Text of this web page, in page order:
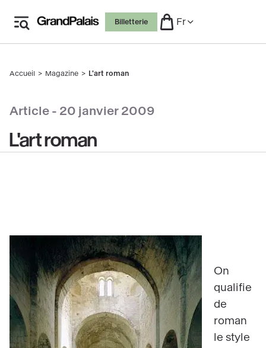
contenu
Billetterie Fr
Fil
Accueil Magazine L'art roman
Article - 20 janvier 2009
L'art roman
On
qualifie
de
roman
le style